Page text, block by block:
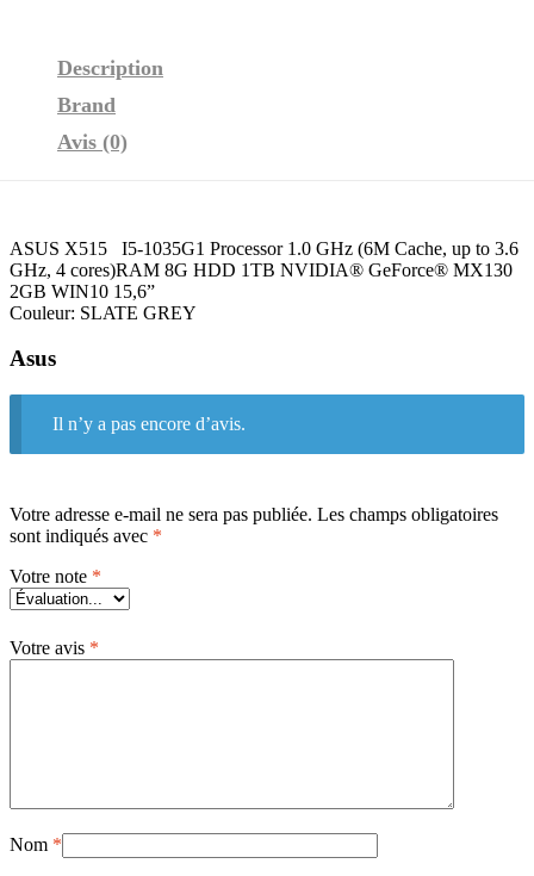
Description
Brand
Avis (0)
ASUS X515 I5-1035G1 Processor 1.0 GHz (6M Cache, up to 3.6
GHz, 4 cores)RAM 8G HDD 1TB NVIDIA® GeForce® MX130
2GB WIN10 15,6”
Couleur: SLATE GREY
Asus
Il n’y a pas encore d’avis.
Votre adresse e-mail ne sera pas publiée. Les champs obligatoires
sont indiqués avec *
Votre note *
Votre avis *
Nom *